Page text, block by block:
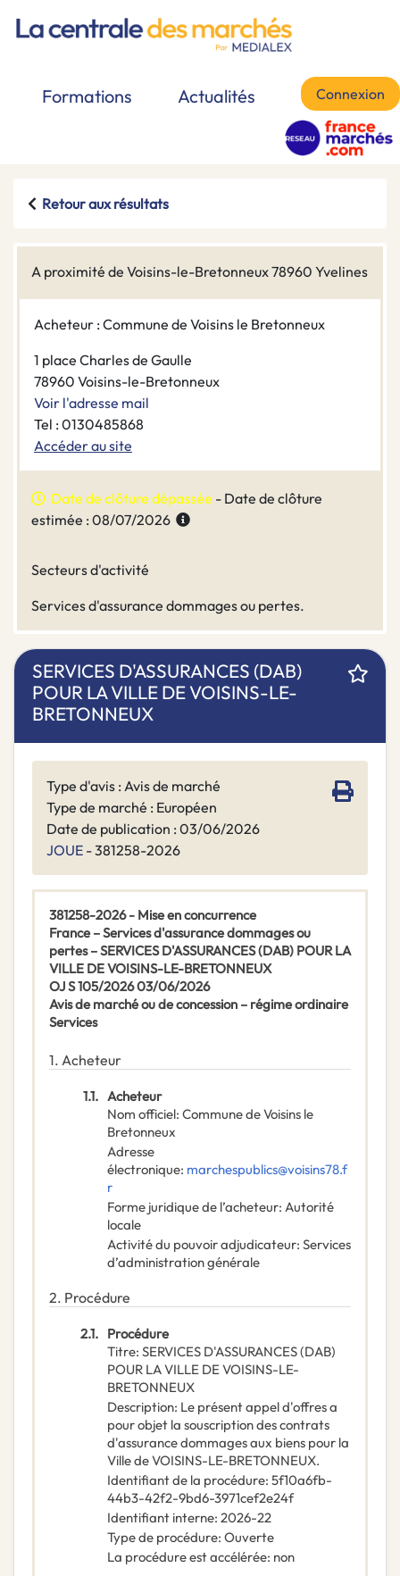
Formations Actualités Connexion
Retour aux résultats
A proximité de Voisins-le-Bretonneux 78960 Yvelines
Acheteur : Commune de Voisins le Bretonneux
1 place Charles de Gaulle
78960 Voisins-le-Bretonneux
Voir l'adresse mail
Tel : 0130485868
Accéder au site
Date de clôture dépassée - Date de clôture
estimée : 08/07/2026
Secteurs d'activité
Services d'assurance dommages ou pertes.
SERVICES D'ASSURANCES (DAB)
POUR LA VILLE DE VOISINS-LE-
BRETONNEUX
Type d'avis : Avis de marché
Type de marché : Européen
Date de publication : 03/06/2026
JOUE - 381258-2026
381258-2026 - Mise en concurrence
France – Services d'assurance dommages ou
pertes – SERVICES D'ASSURANCES (DAB) POUR LA
VILLE DE VOISINS-LE-BRETONNEUX
OJ S 105/2026 03/06/2026
Avis de marché ou de concession – régime ordinaire
Services
1. Acheteur
1.1. Acheteur
Nom officiel: Commune de Voisins le
Bretonneux
Adresse
électronique: marchespublics@voisins78.f
r
Forme juridique de l’acheteur: Autorité
locale
Activité du pouvoir adjudicateur: Services
d’administration générale
2. Procédure
2.1. Procédure
Titre: SERVICES D'ASSURANCES (DAB)
POUR LA VILLE DE VOISINS-LE-
BRETONNEUX
Description: Le présent appel d'offres a
pour objet la souscription des contrats
d'assurance dommages aux biens pour la
Ville de VOISINS-LE-BRETONNEUX.
Identifiant de la procédure: 5f10a6fb-
44b3-42f2-9bd6-3971cef2e24f
Identifiant interne: 2026-22
Type de procédure: Ouverte
La procédure est accélérée: non